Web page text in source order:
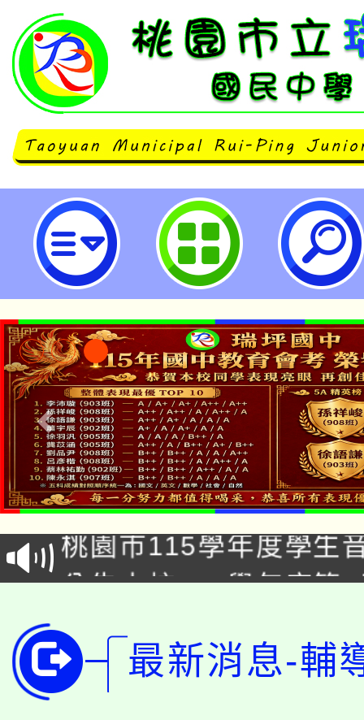
轉知仁德醫護管理專科學校辦理「
免試入學單獨招生」資訊-桃園市
公告本校115學年度第
代理(課)教師甄選結果(
「2026金融保險知識
車」活動
桃園市115學年度學生
生本土語及新住民語歌
公告本校115學年度第
代理(課)教師甄選結果(
轉知中國文化大學推廣
《TA101》溝通分析基
轉知苗栗縣政府辦理
最新消息-輔